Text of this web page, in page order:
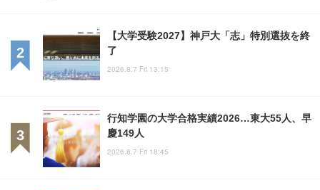
【大学受験2027】神戸大「志」特別選抜を終
了
2026.8.7 Fri 13:15
行知学園の大学合格実績2026…東大55人、早
慶149人
2026.8.7 Fri 18:45